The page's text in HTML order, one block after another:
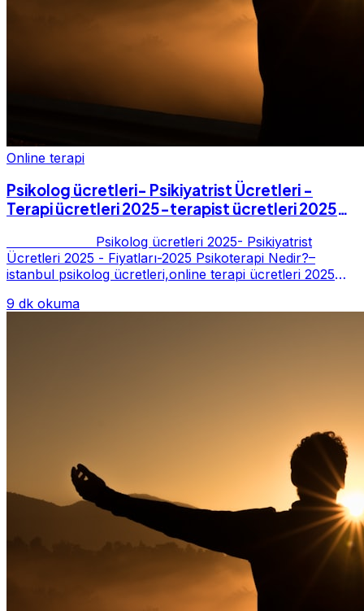
Online terapi
Psikolog ücretleri- Psikiyatrist Ücretleri -
Terapi ücretleri 2025-terapist ücretleri 2025-
Psikolog ücretleri 2025- Psikiyatrist
Ücretleri 2025 - Fiyatları-2025 Psikoterapi Nedir?–
istanbul psikolog ücretleri,online terapi ücretleri 2025
9 dk okuma